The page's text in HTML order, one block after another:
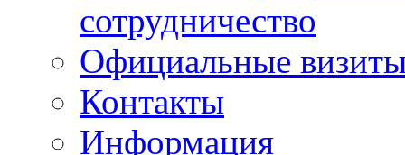
сотрудничество
Официальные
Контакты
Информация